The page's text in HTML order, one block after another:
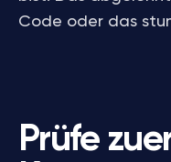
Code oder das
Prüfe